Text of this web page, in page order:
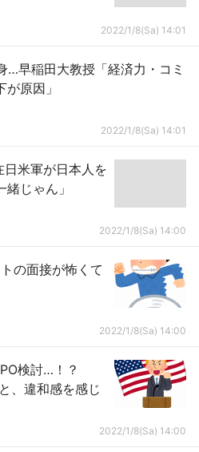
2022/1/8(Sa) 14:01
…早稲田大教授「経済力・コミ
原因」
2022/1/8(Sa) 14:01
日米軍が日本人を
じゃん」
2022/1/8(Sa) 14:00
の面接が怖くて
2022/1/8(Sa) 14:00
検討…！？
、違和感を感じ
2022/1/8(Sa) 14:00